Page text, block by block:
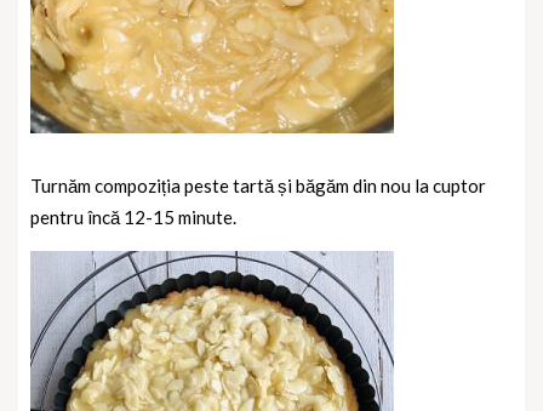
Turnăm compoziția peste tartă și băgăm din nou la cuptor
pentru încă 12-15 minute.